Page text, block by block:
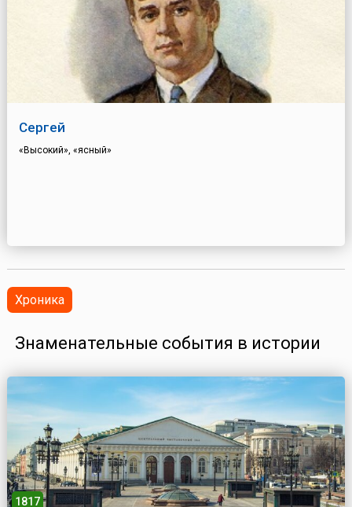
Сергей
«Высокий», «ясный»
Хроника
Знаменательные события в истории
1817